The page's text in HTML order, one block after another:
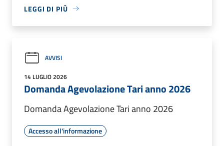
LEGGI DI PIÙ
AVVISI
14 LUGLIO 2026
Domanda Agevolazione Tari anno 2026
Domanda Agevolazione Tari anno 2026
Accesso all'informazione